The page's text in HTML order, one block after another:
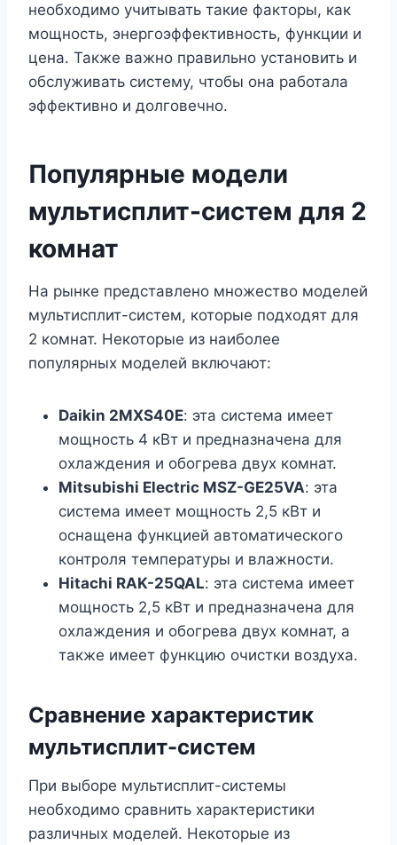
необходимо учитывать такие факторы, как
мощность, энергоэффективность, функции и
цена. Также важно правильно установить и
обслуживать систему, чтобы она работала
эффективно и долговечно.
Популярные модели
мультисплит-систем для 2
комнат
На рынке представлено множество моделей
мультисплит-систем, которые подходят для
2 комнат. Некоторые из наиболее
популярных моделей включают:
Daikin 2MXS40E: эта система имеет
мощность 4 кВт и предназначена для
охлаждения и обогрева двух комнат.
Mitsubishi Electric MSZ-GE25VA: эта
система имеет мощность 2,5 кВт и
оснащена функцией автоматического
контроля температуры и влажности.
Hitachi RAK-25QAL: эта система имеет
мощность 2,5 кВт и предназначена для
охлаждения и обогрева двух комнат, а
также имеет функцию очистки воздуха.
Сравнение характеристик
мультисплит-систем
При выборе мультисплит-системы
необходимо сравнить характеристики
различных моделей. Некоторые из